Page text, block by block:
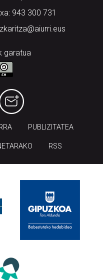
943 300 731
garatua
PUBLIZITATEA
RSS